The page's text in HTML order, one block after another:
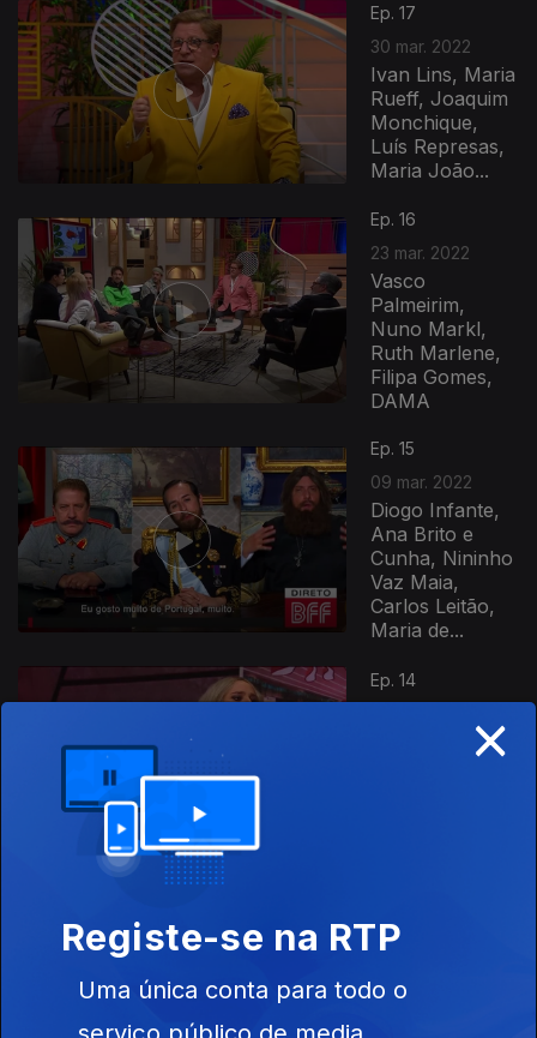
Ep. 17
30 mar. 2022
Ivan Lins, Maria
Rueff, Joaquim
Monchique,
Luís Represas,
Maria João...
Ep. 16
23 mar. 2022
Vasco
Palmeirim,
Nuno Markl,
Ruth Marlene,
Filipa Gomes,
DAMA
Ep. 15
09 mar. 2022
Diogo Infante,
Ana Brito e
Cunha, Nininho
Vaz Maia,
Carlos Leitão,
Maria de...
Ep. 14
Dulce Pontes,
Inês Castel-
602254
Margarida
Rebelo Pinto,
Santamaria,
×
Registe-se na RTP
Uma única conta para todo o